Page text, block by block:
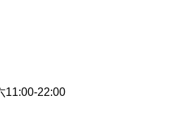
11:00-22:00